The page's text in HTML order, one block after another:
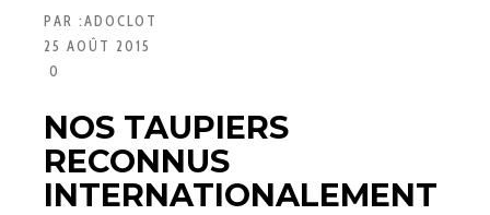
PAR :ADOCLOT
25 AOÛT 2015
0
NOS TAUPIERS
RECONNUS
INTERNATIONALEMENT